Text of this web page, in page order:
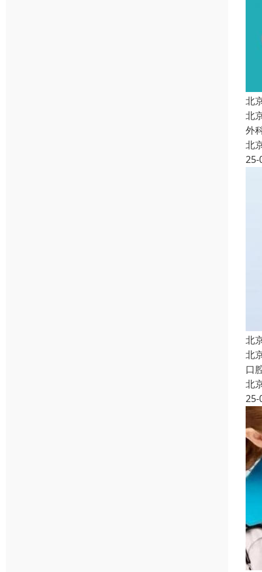
北
北
外
北
25-
北
北
口
北
25-